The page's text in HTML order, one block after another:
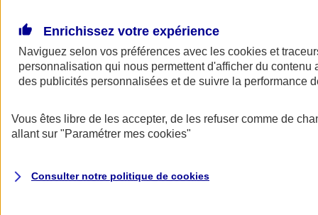
AXA Assurance
Enrichissez votre expérience
Naviguez selon vos préférences avec les cookies et
personnalisation qui nous permettent d'afficher du contenu
des publicités personnalisées et de suivre la performance
Vous êtes libre de les accepter, de les refuser comme de
allant sur "Paramétrer mes cookies"
Consulter notre politique de cookies